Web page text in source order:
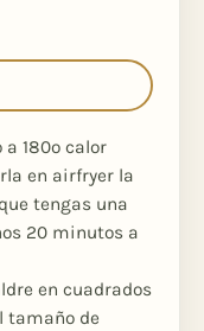
180º calor
en airfryer la
tengas una
20 minutos a
en cuadrados
tamaño de